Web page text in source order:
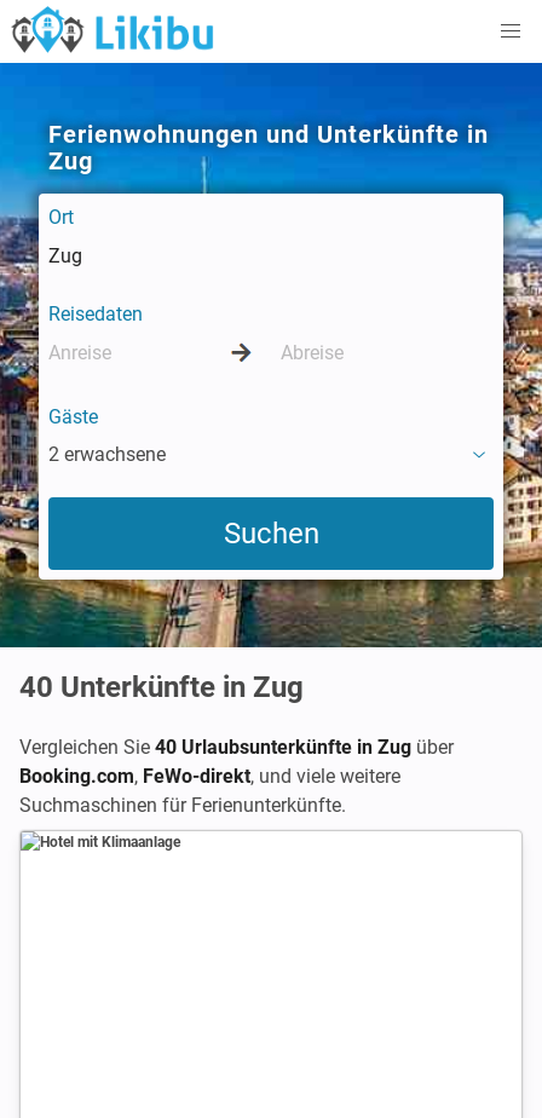
Ferienwohnungen und Unterkünfte in
Zug
Ort
Reisedaten
Gäste
2 erwachsene
40 Unterkünfte in Zug
Vergleichen Sie 40 Urlaubsunterkünfte in Zug über
Booking.com, FeWo-direkt, und viele weitere
Suchmaschinen für Ferienunterkünfte.